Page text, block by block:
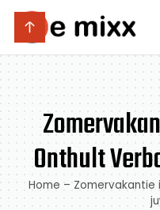
Onthult
Home – Zomervakantie